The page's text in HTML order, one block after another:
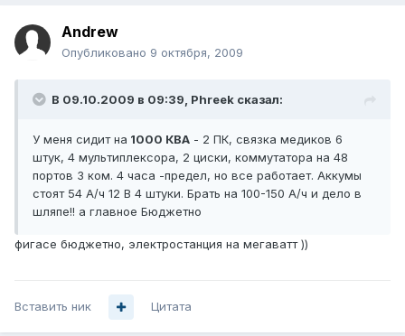
Andrеw
Опубликовано 9 октября, 2009
В 09.10.2009 в 09:39, Phreek сказал:
У меня сидит на 1000 КВА - 2 ПК, связка медиков 6
штук, 4 мультиплексора, 2 циски, коммутатора на 48
портов 3 ком. 4 часа -предел, но все работает. Аккумы
стоят 54 А/ч 12 В 4 штуки. Брать на 100-150 А/ч и дело в
шляпе!! а главное Бюджетно
фигасе бюджетно, электростанция на мегаватт ))
Вставить ник Цитата